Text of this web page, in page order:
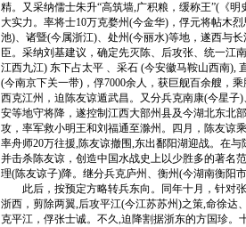
精。又采纳儒士朱升“高筑墙,广积粮，缓称王”(《
大实力。率将士10万克婺州(今金华)，俘元将帖木
池)、诸暨(今属浙江)、处州(今丽水)等地，遂西与
臣。采纳刘基建议，确定先灭陈、后攻张、统一江
江西九江) 东下占太平 、采石 (今安徽马鞍山西南),
(今南京下关一带)，俘7000余人，获巨舰百余艘，
西克江州，迫陈友谅遁武昌。又分兵克南康(今星
安等地守将降，遂控制江西大部州县及今湖北东北
攻，率军救小明王和刘福通至滁州。四月，陈友谅
率舟师20万往援,陈友谅撤围,东出鄱阳湖迎战。在
并击杀陈友谅，创造中国水战史上以少胜多的著名
理(陈友谅子)降。继分兵克庐州、衡州(今湖南衡阳
此后，按预定方略转兵东向。同年十月，针对张
浙西，剪除两翼,后攻平江(今江苏苏州)之策,命徐达
克平江，俘张士诚。不久,迫降割据浙东的方国珍